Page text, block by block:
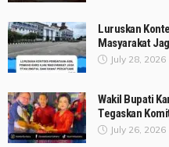
Luruskan
Masyarakat
July 28, 2026
Wakil Bupati
Tegaskan
July 26, 2026